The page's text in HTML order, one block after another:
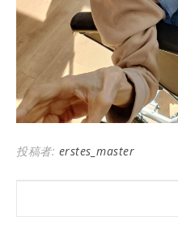
投稿者: erstes_master